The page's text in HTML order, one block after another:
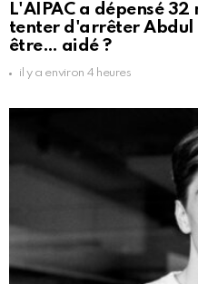
L'AIPAC a dépensé
tenter d'arrêter Abdul
être… aidé ?
il y a environ 4 heures